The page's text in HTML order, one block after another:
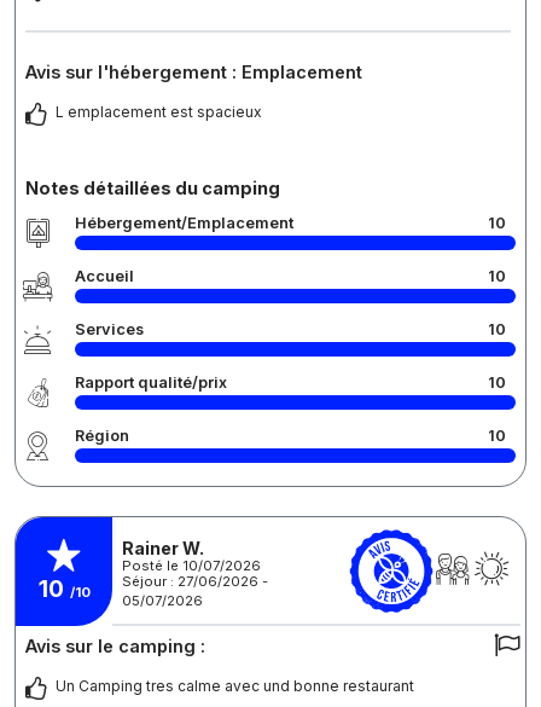
Avis sur l'hébergement : Emplacement
L emplacement est spacieux
Notes détaillées du camping
Hébergement/Emplacement 10
Accueil 10
Services 10
Rapport qualité/prix 10
Région 10
10 /10
Rainer W.
Posté le 10/07/2026
Séjour : 27/06/2026 -
05/07/2026
Avis sur le camping :
Un Camping tres calme avec und bonne restaurant